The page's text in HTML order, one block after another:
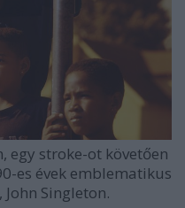
egy stroke-ot követően
es évek emblematikus
Singleton.